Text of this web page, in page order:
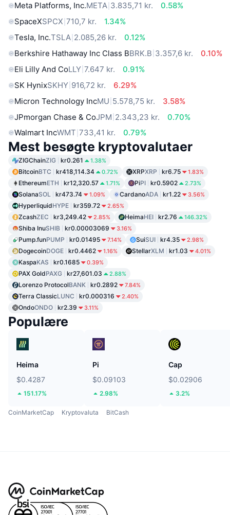
Meta Platforms, Inc.META 3.835,71 kr.
0.58%
SpaceXSPCX 710,7 kr.
1.34%
Tesla, Inc.TSLA 2.085,26 kr.
0.12%
Berkshire Hathaway Inc Class BBRK.B 3.357,6 kr.
0.10%
Eli Lilly And CoLLY 7.647 kr.
0.91%
SK HynixSKHY 916,72 kr.
6.29%
Micron Technology IncMU 5.578,75 kr.
3.58%
JPmorgan Chase & CoJPM 2.343,23 kr.
0.70%
Walmart IncWMT 733,41 kr. 0.79%
Mest besøgte kryptovalutaer
ZIGChainZIG kr0.261 1.38%
BitcoinBTC kr418,114.34 0.72% XRPXRP kr6.75 1.83%
EthereumETH kr12,320.57 1.71% PiPI kr0.5902 2.73%
SolanaSOL kr473.74 1.09% CardanoADA kr1.22 3.56%
HyperliquidHYPE kr359.72 2.65%
ZcashZEC kr3,249.42 2.85% HeimaHEI kr2.76 146.32%
Shiba InuSHIB kr0.00003069 3.16%
Pump.funPUMP kr0.01495 7.14% SuiSUI kr4.35 2.98%
DogecoinDOGE kr0.4462 1.16% StellarXLM kr1.03 4.01%
KaspaKAS kr0.1685 0.39%
PAX GoldPAXG kr27,601.03 2.88%
Lorenzo ProtocolBANK kr0.2892 7.84%
Terra ClassicLUNC kr0.000316 2.40%
OndoONDO kr2.39 3.11%
Populære
Heima
$0.4287
151.17%
Pi
$0.09103
2.98%
Cap
$0.02906
3.2%
CoinMarketCap Kryptovaluta BitCash